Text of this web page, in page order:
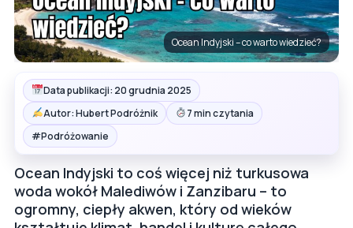
Ocean Indyjski – co warto wiedzieć?
Data publikacji: 20 grudnia 2025
Autor: Hubert Podróżnik
7 min czytania
#Podróżowanie
Ocean Indyjski to coś więcej niż turkusowa
woda wokół Malediwów i Zanzibaru – to
ogromny, ciepły akwen, który od wieków